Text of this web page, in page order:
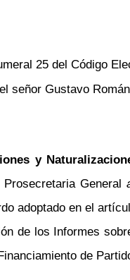
25 del Código
señor Gustavo
y
Prosecretaria General
adoptado en el
de los Informes
de